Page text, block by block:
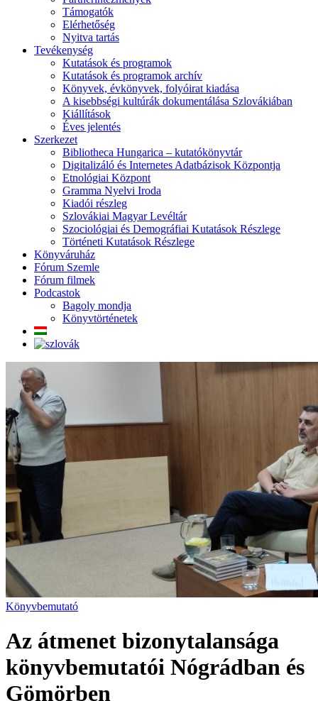
Támogatók
Elérhetőség
Nyitva tartás
Tevékenység
Kutatások és programok
Kutatások és programok archív
Könyvek, évkönyvek, folyóirat kiadása
A kisebbségi kultúrák dokumentálása Szlovákiában
Kiállítások
Éves jelentés
Szerkezet
Bibliotheca Hungarica – kutatókönyvtár
Digitalizáló és Internetes Adatbázisok Központja
Etnológiai Központ
Gramma Nyelvi Iroda
Kiadói részleg
Szlovákiai Magyar Levéltár
Szociológiai és Demográfiai Kutatások Részlege
Történeti Kutatások Részlege
Könyváruház
Fórum Szemle
Fórum filmek
Podcastok
Bagoly mondja
Könyvtörténetek
Könyvbemutató
Az átmenet bizonytalansága
könyvbemutatói Nógrádban és
Gömörben